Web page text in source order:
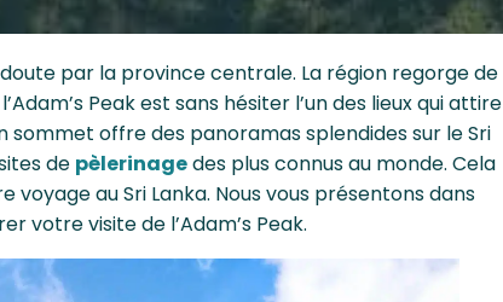
par la province centrale. La région regorge de
Peak est sans hésiter l’un des lieux qui attire
sommet offre des panoramas splendides sur le Sri
de pèlerinagedes plus connus au monde. Cela
au Sri Lanka. Nous vous présentons dans
votre visite de l’Adam’s Peak.